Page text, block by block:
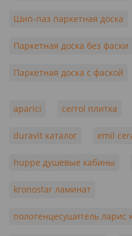
Шип-паз паркетная доска
Паркетная доска без фаски
Паркетная доска с фаской
aparici cerrol плитка
duravit каталог emil
huppe душевые кабины
kronostar ламинат
полотенцесушитель ларис